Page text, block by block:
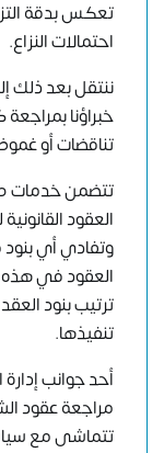
تعكس بدقة
احتمالات النزاع.
ننتقل بعد ذلك
خبراؤنا
تناقضات أو
تتضمن خدمات
العقود
وتفادي أي بنود
العقود في هذه
ترتيب بنود
تنفيذها.
أحد جوانب
مراجعة عقود
تتماشى مع